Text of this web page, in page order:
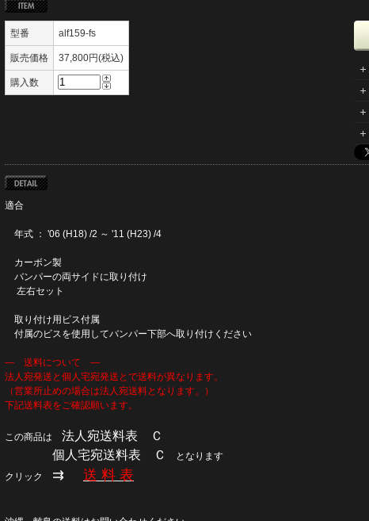
型番 alf159-fs
販売価格 37,800円(税込)
購入数
適合
年式 ： '06 (H18) /2 ～ '11 (H23) /4
カーボン製
バンパーの両サイドに取り付け
左右セット
取り付け用ビス付属
付属のビスを使用してバンパー下部へ取り付けください
― 送料について ―
法人宛発送と個人宅宛発送とで送料が異なります。
（営業所止めの場合は法人宛送料となります。）
下記送料表をご確認願います。
この商品は 法人宛送料表 Ｃ
個人宅宛送料表 Ｃ
となります
クリック ⇉ 送 料 表